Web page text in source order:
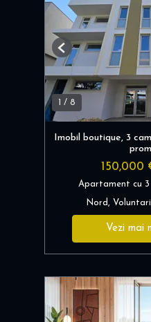
/ 8
Previous
Imobil boutique, 3
150,000
Apartament cu 3
Nord, Voluntari
Vezi mai